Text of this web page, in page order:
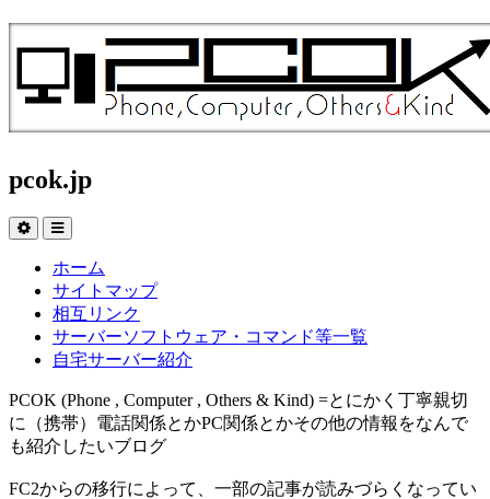
pcok.jp
ホーム
サイトマップ
相互リンク
サーバーソフトウェア・コマンド等一覧
自宅サーバー紹介
PCOK (Phone , Computer , Others & Kind) =とにかく丁寧親切
に（携帯）電話関係とかPC関係とかその他の情報をなんで
も紹介したいブログ
FC2からの移行によって、一部の記事が読みづらくなってい